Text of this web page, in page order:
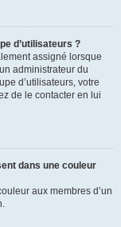
d’utilisateurs ?
assigné lorsque
administrateur du
d’utilisateurs, votre
de le contacter en lui
dans une couleur
aux membres d’un